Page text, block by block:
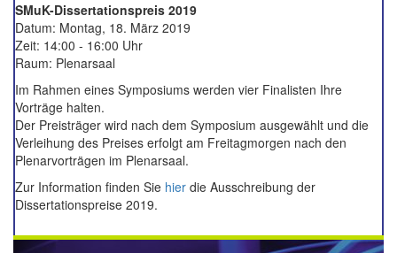
SMuK-Dissertationspreis 2019
Datum: Montag, 18. März 2019
Zeit: 14:00 - 16:00 Uhr
Raum: Plenarsaal
Im Rahmen eines Symposiums werden vier Finalisten Ihre
Vorträge halten.
Der Preisträger wird nach dem Symposium ausgewählt und die
Verleihung des Preises erfolgt am Freitagmorgen nach den
Plenarvorträgen im Plenarsaal.
Zur Information finden Sie hier die Ausschreibung der
Dissertationspreise 2019.